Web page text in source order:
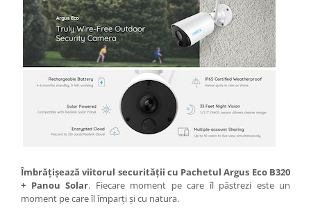
Îmbrățișează viitorul securității cu Pachetul Argus Eco B320
+ Panou Solar. Fiecare moment pe care îl păstrezi este un
moment pe care îl împarți și cu natura.